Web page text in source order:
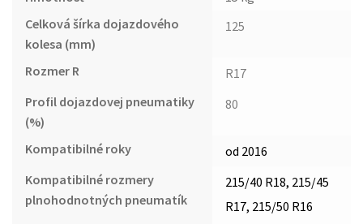
Celková šírka dojazdového
kolesa (mm)
125
Rozmer R
R17
Profil dojazdovej pneumatiky
(%)
80
Kompatibilné roky
od 2016
Kompatibilné rozmery
plnohodnotných pneumatík
215/40 R18, 215/45
R17, 215/50 R16